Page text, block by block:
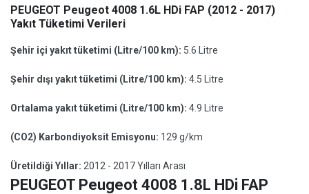
PEUGEOT Peugeot 4008 1.6L HDi FAP (2012 - 2017)
Yakıt Tüketimi Verileri
Şehir içi yakıt tüketimi (Litre/100 km): 5.6 Litre
Şehir dışı yakıt tüketimi (Litre/100 km): 4.5 Litre
Ortalama yakıt tüketimi (Litre/100 km): 4.9 Litre
(CO2) Karbondiyoksit Emisyonu: 129 g/km
Üretildiği Yıllar: 2012 - 2017 Yılları Arası
PEUGEOT Peugeot 4008 1.8L HDi FAP